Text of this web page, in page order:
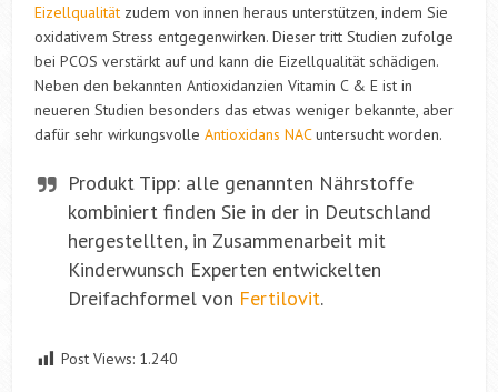
Eizellqualität zudem von innen heraus unterstützen, indem Sie
oxidativem Stress entgegenwirken. Dieser tritt Studien zufolge
bei PCOS verstärkt auf und kann die Eizellqualität schädigen.
Neben den bekannten Antioxidanzien Vitamin C & E ist in
neueren Studien besonders das etwas weniger bekannte, aber
dafür sehr wirkungsvolleAntioxidans NACuntersucht worden.
Produkt Tipp: alle genannten Nährstoffe
kombiniert finden Sie in der in Deutschland
hergestellten, in Zusammenarbeit mit
Kinderwunsch Experten entwickelten
Dreifachformel von Fertilovit.
Post Views: 1.240